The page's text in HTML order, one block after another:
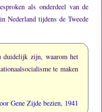
als onderdeel van de
Nederland tijdens de Tweede
zijn, waarom het
te maken
Gene Zijde bezien, 1941